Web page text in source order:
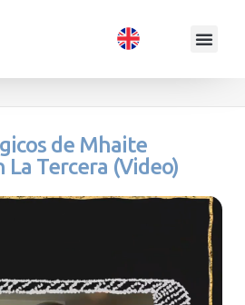
de Mhaite
La Tercera (Video)